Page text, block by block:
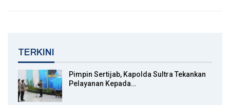
TERKINI
Pimpin Sertijab, Kapolda Sultra Tekankan
Pelayanan Kepada…